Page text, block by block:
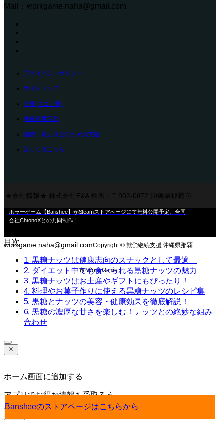
Bansheeのストアページはこちらから
Mail：workgame.naha@gmail.com
プライバシーポリシー
サイトマップ
公表(スコア表)
地域連携活動
知識・能力向上のための支援
詳しくはこちら
★会社情報★ 株式会社E&A 住所：〒902-0072 沖縄県那覇市
真地173-12 電話番号：098 (996) 7211 Mail：
workgame.naha@gmail.comCopyright © 就労継続支援 沖縄県那覇
市 Work Game
ホラーゲーム【Banshee】がSteamストアページにて無料公開予定。合同
会社ChronoXとの共同制作！
目次
1. 黒糖ナッツは健康志向のスナックとして最適！
2. ダイエット中でも食べられる黒糖ナッツの魅力
3. 黒糖ナッツはお土産やギフトにもぴったり！
4. 料理やお菓子作りに使える黒糖ナッツのレシピ集
5. 黒糖とナッツの美容・健康効果を徹底解説！
6. 黒糖の濃厚な甘さを楽しむ！ナッツとの絶妙な組み
合わせ
ホーム画面に追加する
アプリでお得な情報を受取ろう